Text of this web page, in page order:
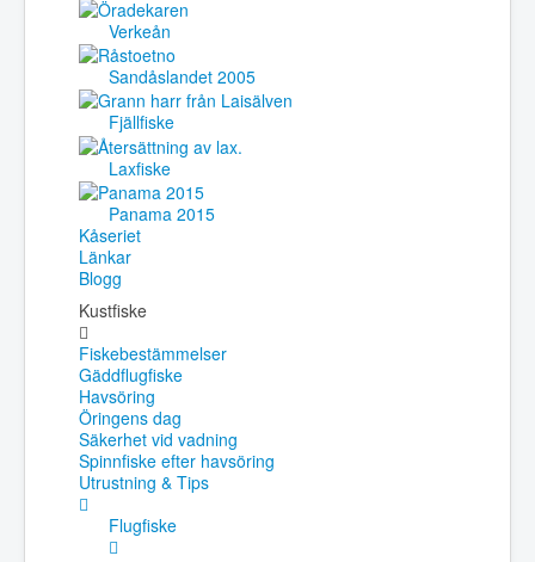
Verkeån
Sandåslandet 2005
Fjällfiske
Laxfiske
Panama 2015
Kåseriet
Länkar
Blogg
Kustfiske
Fiskebestämmelser
Gäddflugfiske
Havsöring
Öringens dag
Säkerhet vid vadning
Spinnfiske efter havsöring
Utrustning & Tips
Flugfiske